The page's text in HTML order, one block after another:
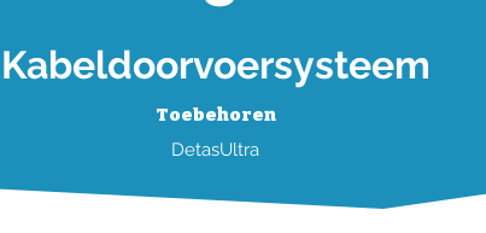
Kabeldoorvoersysteem
Toebehoren
DetasUltra